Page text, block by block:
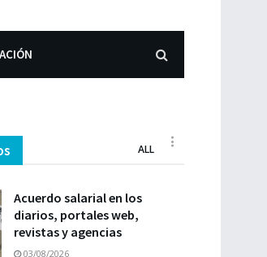
ALL
Acuerdo salarial en los
diarios, portales web,
revistas y agencias
03/08/2026